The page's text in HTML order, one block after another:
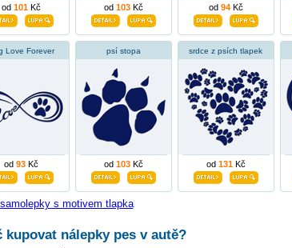
od 101Kč od 103Kč od 94Kč
Love Forever
od 93Kč
psí stopa
od 103Kč
srdce z psích tlapek
od 131Kč
s motivem tlapka
kupovat nálepky pes v autě?